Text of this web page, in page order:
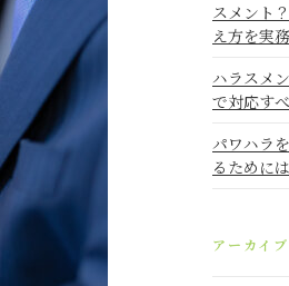
スメント
え方を実
ハラスメ
で対応す
パワハラ
るために
アーカイブ